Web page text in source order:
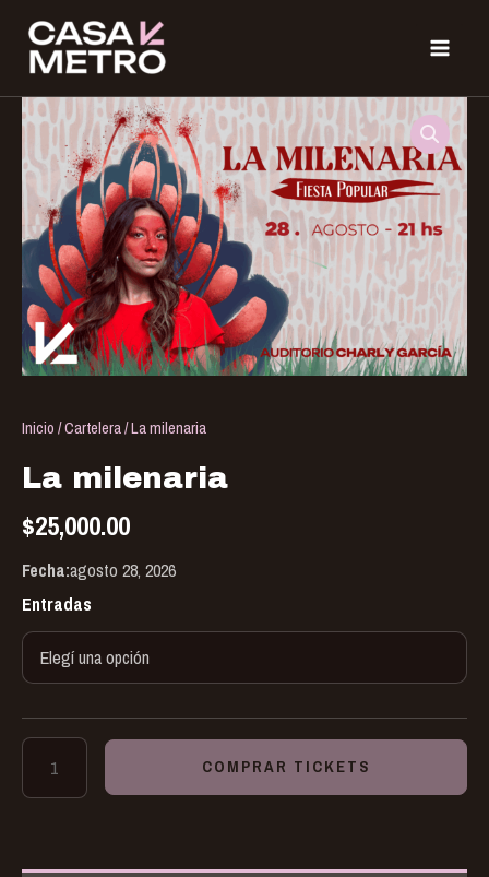
contenido
Inicio/Cartelera/ La milenaria
La milenaria
$25,000.00
Fecha:agosto 28, 2026
Entradas
La
milenaria
cantidad
COMPRAR TICKETS